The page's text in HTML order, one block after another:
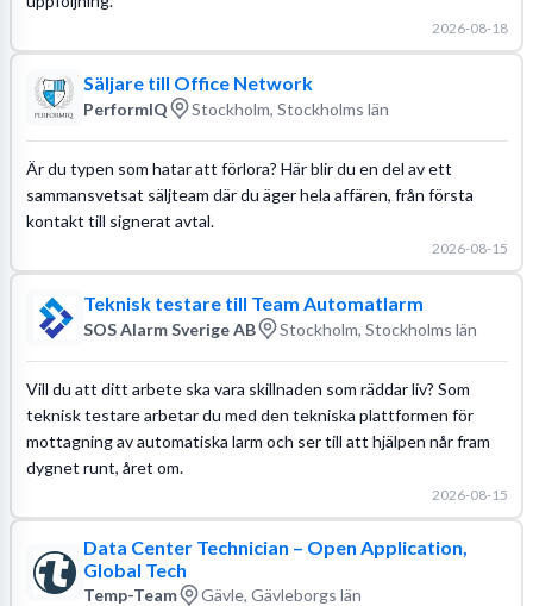
2026-08-18
Säljare till Office Network
PerformIQ Stockholm, Stockholms län
Är du typen som hatar att förlora? Här blir du en del av ett
sammansvetsat säljteam där du äger hela affären, från första
kontakt till signerat avtal.
2026-08-15
Teknisk testare till Team Automatlarm
SOS Alarm Sverige AB Stockholm, Stockholms län
Vill du att ditt arbete ska vara skillnaden som räddar liv? Som
teknisk testare arbetar du med den tekniska plattformen för
mottagning av automatiska larm och ser till att hjälpen når fram
dygnet runt, året om.
2026-08-15
Data Center Technician – Open Application,
Global Tech
Temp-Team Gävle, Gävleborgs län